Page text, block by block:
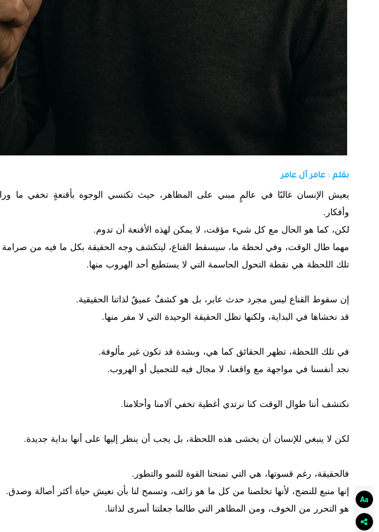
بقلم : عامر آل عامر
يعيش الإنسان غالبًا في عالمٍ مبني على المظاهر، حيث تكتسي الوجوه بأقنعةٍ تخفي ما
وأفكار.
لكن، كما هو الحال مع كل شيء مؤقت، لا يمكن لهذه الأقنعة أن تدوم.
مهما طال الوقت، وفي لحظة ما، سيسقط القناع، ليتكشف وجه الحقيقة بكل ما فيه من
تلك اللحظة هي نقطة التحول الحاسمة التي لا يستطيع أحد الهروب منها.
إن سقوط القناع ليس مجرد حدث عابر، بل هو كشفٌ عميقٌ لذاتنا الحقيقية.
قد نخشاها في البداية، ولكنها تظل الحقيقة الوحيدة التي لا مفر منها.
في تلك اللحظة، تظهر الحقائق كما هي، وبشدة قد تكون غير مألوفة.
نجد أنفسنا في مواجهة مع واقعنا، لا مجال فيه للتجميل أو الهروب.
نكتشف أننا طوال الوقت كنا نرتدي أغطية تخفي آلامنا وأحلامنا.
لكن لا ينبغي للإنسان أن يخشى هذه اللحظة، بل يجب أن ينظر إليها على أنها بداية جديدة.
فالحقيقة، رغم قسوتها، هي التي تمنحنا القوة للنمو والتطور.
إنها منبع للنضج، لأنها تخلصنا من كل ما هو زائف، وتسمح لنا بأن نعيش حياة أكثر أصالة وصدق.
هو التحرر من الخوف، ومن المظاهر التي طالما جعلتنا أسرى لذاتنا.